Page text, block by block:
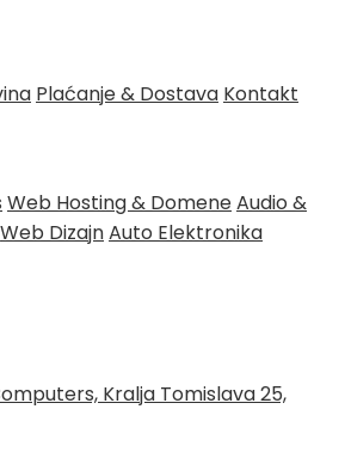
Plaćanje & Dostava Kontakt
Web Hosting & DomeneAudio &
Web DizajnAuto Elektronika
Kralja Tomislava 25,